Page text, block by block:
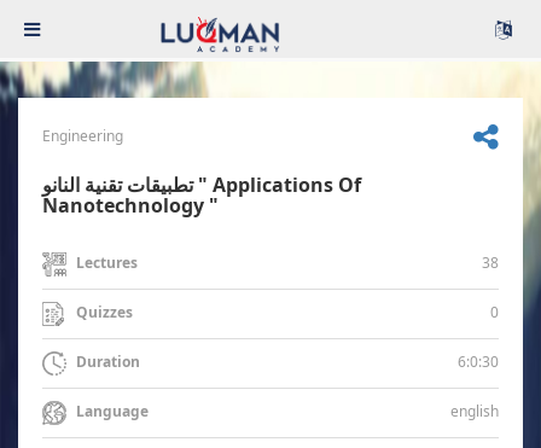
Engineering
تطبيقات تقنية النانو " Applications Of
Nanotechnology "
Lectures 38
Quizzes 0
Duration 6:0:30
Language english